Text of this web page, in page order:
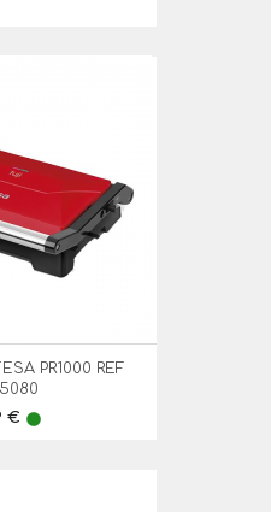
PR1000 REF
€ lens